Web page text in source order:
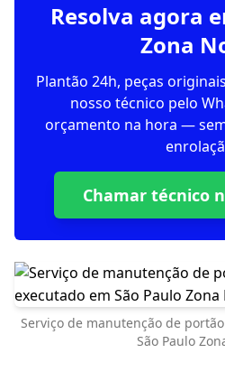
Resolva agora
Zona
Plantão 24h, peças
nosso técnico pelo
orçamento na hora —
Chamar técnico
Serviço de manutenção de
São Paulo